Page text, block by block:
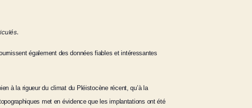
également des données fiables et intéressantes
à la rigueur du climat du Pléistocène récent, qu’à la
met en évidence que les implantations ont été